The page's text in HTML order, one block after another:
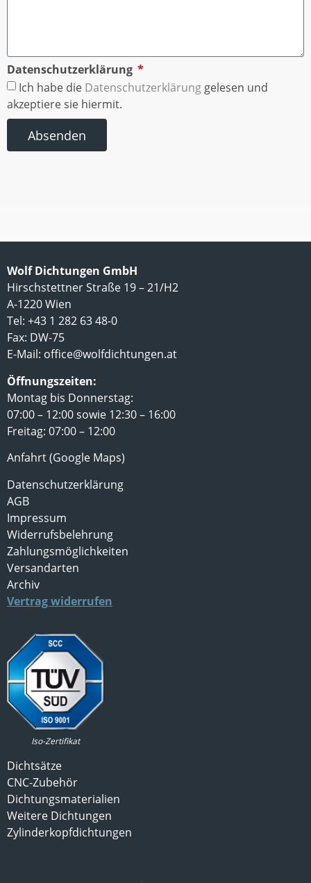
Datenschutzerklärung
Ich habe die Datenschutzerklärung gelesen und
akzeptiere sie hiermit.
Absenden
Wolf Dichtungen GmbH
Hirschstettner Straße 19 – 21/H2
A-1220 Wien
Tel: +43 1 282 63 48-0
Fax: DW-75
E-Mail: office@wolfdichtungen.at
Öffnungszeiten:
Montag bis Donnerstag:
07:00 – 12:00 sowie 12:30 – 16:00
Freitag: 07:00 – 12:00
Anfahrt (Google Maps)
Datenschutzerklärung
AGB
Impressum
Widerrufsbelehrung
Zahlungsmöglichkeiten
Versandarten
Archiv
Vertrag widerrufen
Iso-Zertifikat
Dichtsätze
CNC-Zubehör
Dichtungsmaterialien
Weitere Dichtungen
Zylinderkopfdichtungen